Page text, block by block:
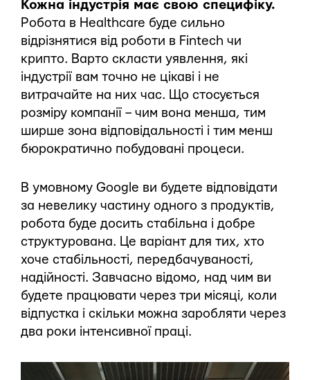
Кожна індустрія має свою специфіку.
Робота в Healthcare буде сильно
відрізнятися від роботи в Fintech чи
крипто. Варто скласти уявлення, які
індустрії вам точно не цікаві і не
витрачайте на них час. Що стосується
розміру компанії – чим вона менша, тим
ширше зона відповідальності і тим менш
бюрократично побудовані процеси.
В умовному Google ви будете відповідати
за невелику частину одного з продуктів,
робота буде досить стабільна і добре
структурована. Це варіант для тих, хто
хоче стабільності, передбачуваності,
надійності. Завчасно відомо, над чим ви
будете працювати через три місяці, коли
відпустка і скільки можна заробляти через
два роки інтенсивної праці.